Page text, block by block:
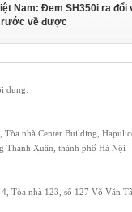
Nam: Đem SH350i ra đổi
về được
dung:
Tòa nhà Center Building,
Thanh Xuân, thành phố Hà Nội
Tòa nhà 123, số 127 Võ Văn